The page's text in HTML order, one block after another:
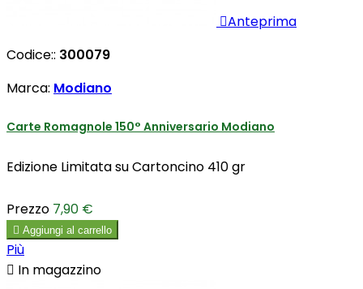
Anteprima
Codice:: 300079
Marca: Modiano
Carte Romagnole 150° Anniversario Modiano
Edizione Limitata su Cartoncino 410 gr
Prezzo 7,90 €
 Aggiungi al carrello
Più
 In magazzino